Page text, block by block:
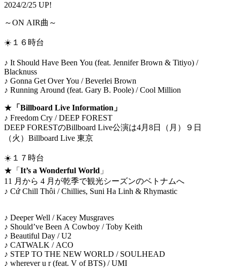
2024/2/25 UP!
～ON AIR曲～
☀️１６時台
♪ It Should Have Been You (feat. Jennifer Brown & Titiyo) /
Blacknuss
♪ Gonna Get Over You / Beverlei Brown
♪ Running Around (feat. Gary B. Poole) / Cool Million
★ 「Billboard Live Information」
♪ Freedom Cry / DEEP FOREST
DEEP FORESTのBillboard Live公演は4月8日（月）９日
（火）Billboard Live 東京
☀️１７時台
★「 It’s a Wonderful World 」
11 月から 4 月が乾季で観光シーズンのベトナムへ
♪ Cứ Chill Thôi / Chillies, Suni Ha Linh & Rhymastic
♪ Deeper Well / Kacey Musgraves
♪ Should’ve Been A Cowboy / Toby Keith
♪ Beautiful Day / U2
♪ CATWALK / ACO
♪ STEP TO THE NEW WORLD / SOULHEAD
♪ wherever u r (feat. V of BTS) / UMI